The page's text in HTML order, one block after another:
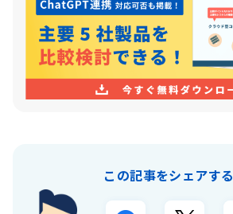
この記事をシェアする